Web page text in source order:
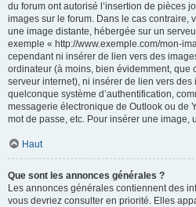
du forum ont autorisé l’insertion de pièces
images sur le forum. Dans le cas contraire,
une image distante, hébergée sur un
exemple « http://www.exemple.com/mon-
cependant ni insérer de lien vers des
ordinateur (à moins, bien évidemment, que
serveur internet), ni insérer de lien vers
quelconque système d’authentification,
messagerie électronique de Outlook ou de
mot de passe, etc. Pour insérer une image,
Haut
Que sont les annonces générales ?
Les annonces générales contiennent des
vous devriez consulter en priorité. Elles